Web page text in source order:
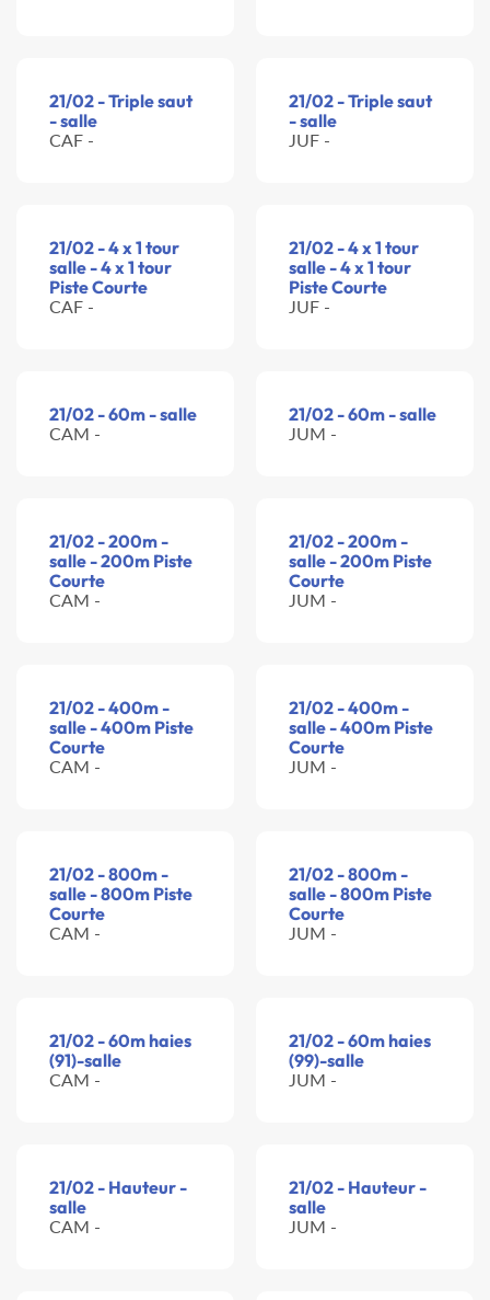
21/02 - Triple saut
- salle
CAF -
21/02 - Triple saut
- salle
JUF -
21/02 - 4 x 1 tour
salle - 4 x 1 tour
Piste Courte
CAF -
21/02 - 4 x 1 tour
salle - 4 x 1 tour
Piste Courte
JUF -
21/02 - 60m - salle
CAM -
21/02 - 60m - salle
JUM -
21/02 - 200m -
salle - 200m Piste
Courte
CAM -
21/02 - 200m -
salle - 200m Piste
Courte
JUM -
21/02 - 400m -
salle - 400m Piste
Courte
CAM -
21/02 - 400m -
salle - 400m Piste
Courte
JUM -
21/02 - 800m -
salle - 800m Piste
Courte
CAM -
21/02 - 800m -
salle - 800m Piste
Courte
JUM -
21/02 - 60m haies
(91)-salle
CAM -
21/02 - 60m haies
(99)-salle
JUM -
21/02 - Hauteur -
salle
CAM -
21/02 - Hauteur -
salle
JUM -